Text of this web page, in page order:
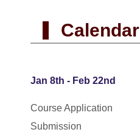
Calendar
Jan 8th - Feb 22nd
Course Application
Submission